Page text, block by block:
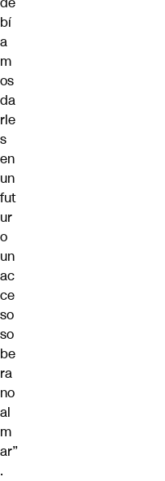
bí
a
m
os
da
rle
s
en
un
fut
ur
o
un
ac
ce
so
so
be
ra
no
al
m
ar”
.